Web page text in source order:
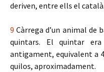
deriven, entre ells el català.
9 Càrrega d’un animal de
quintars. El quintar
antigament, equivalent a
quilos, aproximadament.